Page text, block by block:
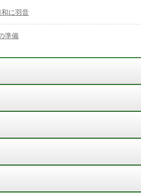
に羽音
準備